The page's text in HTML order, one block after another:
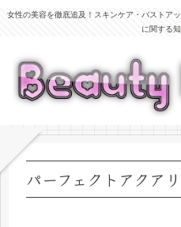
女性の美容を徹底追及！スキンケア・バストア
に関する
パーフェクトアクア